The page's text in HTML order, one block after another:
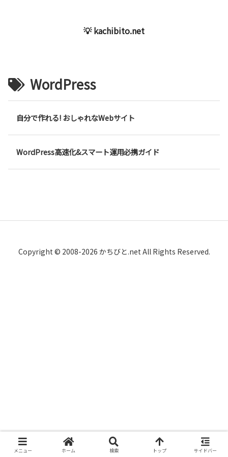
💡 kachibito.net
WordPress
自分で作れる! おしゃれなWebサイト
WordPress高速化&スマート運用必携ガイド
Copyright © 2008-2026 かちびと.net All Rights Reserved.
メニュー ホーム 検索 トップ サイドバー